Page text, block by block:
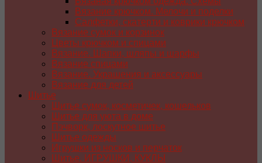
Вязание крючком. Мелочи и поделки
Салфетки, скатерти и коврики крючком
Вязание сумок и корзинок
Цветы крючком и спицами
Вязание. Шапки, шляпы и шарфы
Вязание спицами
Вязание. Украшения и аксессуары
Вязание для детей
Шитье
Шитье сумок, косметичек, кошельков
Шитье для уюта в доме
Пэчворк, лоскутное шитье
Шитье одежды
Игрушки из носков и перчаток
Шитье. ИГРУШКИ, КУКЛЫ